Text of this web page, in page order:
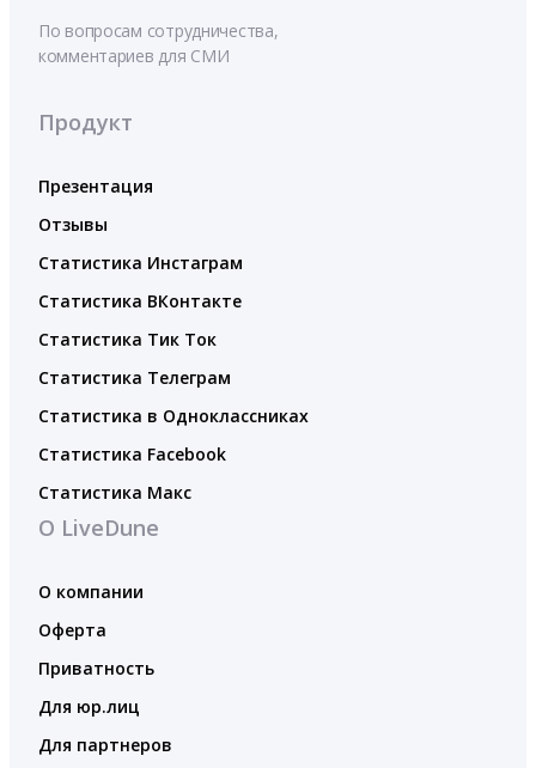
По вопросам сотрудничества,
комментариев для СМИ
Продукт
Презентация
Отзывы
Статистика Инстаграм
Статистика ВКонтакте
Статистика Тик Ток
Статистика Телеграм
Статистика в Одноклассниках
Статистика Facebook
Статистика Макс
О LiveDune
О компании
Оферта
Приватность
Для юр.лиц
Для партнеров